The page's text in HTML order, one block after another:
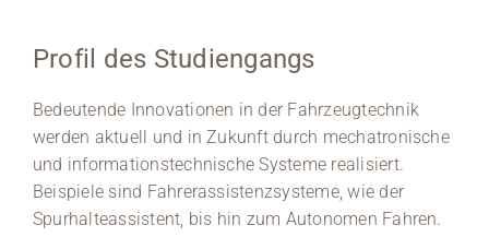
Profil des Studiengangs
Bedeutende Innovationen in der Fahrzeugtechnik
werden aktuell und in Zukunft durch mechatronische
und informationstechnische Systeme realisiert.
Beispiele sind Fahrerassistenzsysteme, wie der
Spurhalteassistent, bis hin zum Autonomen Fahren.